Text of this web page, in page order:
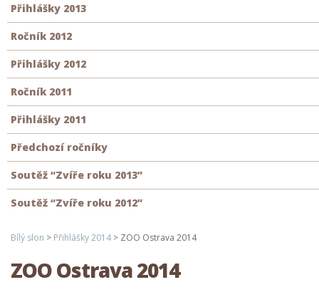
Přihlášky 2013
Ročník 2012
Přihlášky 2012
Ročník 2011
Přihlášky 2011
Předchozí ročníky
Soutěž “Zvíře roku 2013”
Soutěž “Zvíře roku 2012”
Bílý slon > Přihlášky 2014 > ZOO Ostrava 2014
ZOO Ostrava 2014